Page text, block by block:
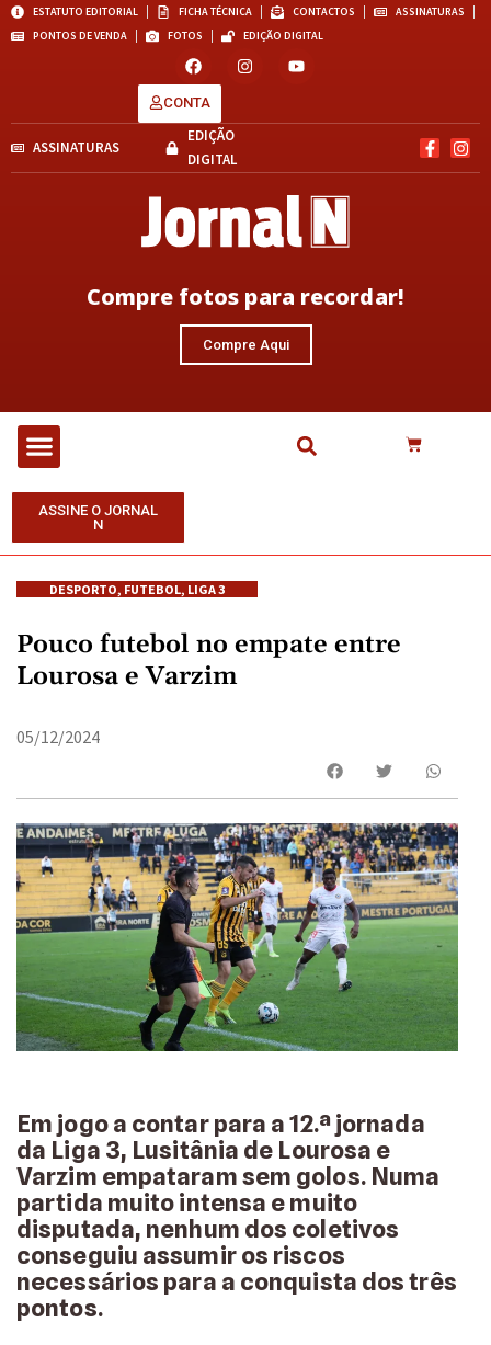
ESTATUTO EDITORIAL FICHA TÉCNICA CONTACTOS
ASSINATURAS
PONTOS DE VENDA
FOTOS EDIÇÃO DIGITAL
CONTA
ASSINATURAS
EDIÇÃO
DIGITAL
Compre fotos para recordar!
Compre Aqui
ASSINE O JORNAL
N
DESPORTO, FUTEBOL, LIGA 3
Pouco futebol no empate entre
Lourosa e Varzim
05/12/2024
Em jogo a contar para a 12.ª jornada
da Liga 3, Lusitânia de Lourosa e
Varzim empataram sem golos. Numa
partida muito intensa e muito
disputada, nenhum dos coletivos
conseguiu assumir os riscos
necessários para a conquista dos três
pontos.